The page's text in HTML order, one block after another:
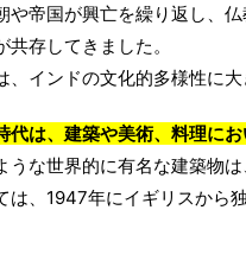
や帝国が興亡を繰り返し、
存してきました。
、インドの文化的多様性に大
代は、建築や美術、料理にお
うな世界的に有名な建築物は
は、1947年にイギリスから